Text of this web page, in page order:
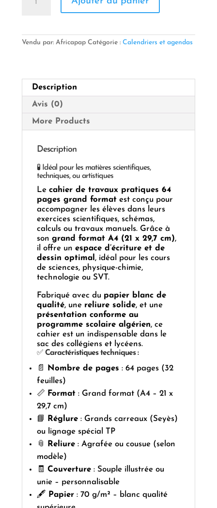
Pratiques
–
Pages
Vendu par: Africapap Catégorie : Calendriers et agendas
Description
Avis (0)
More Products
Description
🧪 Idéal pour les matières scientifiques,
techniques, ou artistiques
Le cahier de travaux pratiques 64
pages grand formatest conçu pour
accompagner les élèves dans leurs
exercices scientifiques, schémas,
calculs ou travaux manuels. Grâce à
son grand format A4 (21 x 29,7 cm),
il offre un espace d’écriture et de
dessin optimal , idéal pour les cours
de sciences, physique-chimie,
technologie ou SVT.
Fabriqué avec du papier blanc de
qualité, une reliure solide, et une
présentation conforme au
programme scolaire algérien, ce
cahier est un indispensable dans le
sac des collégiens et lycéens.
✅ Caractéristiques techniques :
📄 Nombre de pages : 64 pages (32
feuilles)
📏 Format: Grand format (A4 – 21 x
29,7 cm)
📘
Réglure: Grands carreaux (Seyès)
ou lignage spécial TP
📎
Reliure: Agrafée ou cousue (selon
modèle)
🧾 Couverture: Souple illustrée ou
unie – personnalisable
🖋️
Papier: 70 g/m² – blanc qualité